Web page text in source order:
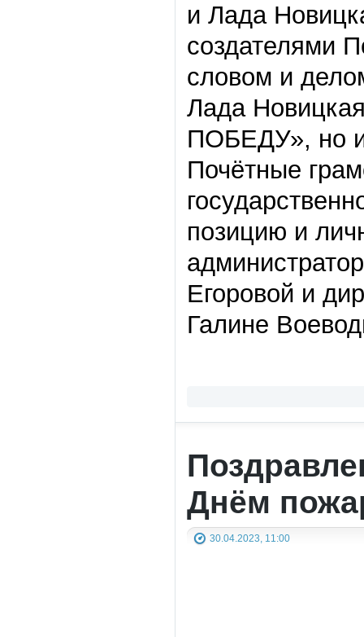
и Лада
создателями
словом и
Лада
ПОБЕДУ», но
Почётные
позицию и
Егоровой и
Галине
Днём
30.04.2023, 11:00